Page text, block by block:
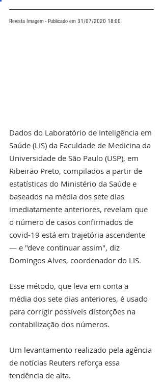
Revista Imagem - Publicado em 31/07/2020 18:00
Dados do Laboratório de Inteligência em
Saúde (LIS) da Faculdade de Medicina da
Universidade de São Paulo (USP), em
Ribeirão Preto, compilados a partir de
estatísticas do Ministério da Saúde e
baseados na média dos sete dias
imediatamente anteriores, revelam que
o número de casos confirmados de
covid-19 está em trajetória ascendente
— e "deve continuar assim", diz
Domingos Alves, coordenador do LIS.
Esse método, que leva em conta a
média dos sete dias anteriores, é usado
para corrigir possíveis distorções na
contabilização dos números.
Um levantamento realizado pela agência
de notícias Reuters reforça essa
tendência de alta.